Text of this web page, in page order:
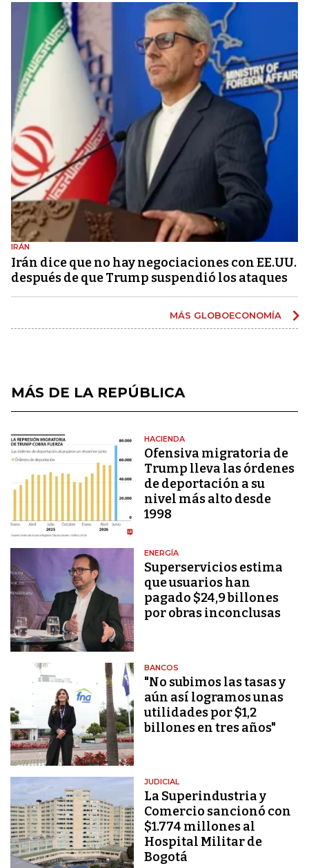
IRÁN
Irán dice que no hay negociaciones con EE.UU.
después de que Trump suspendió los ataques
MÁS GLOBOECONOMÍA
MÁS DE LA REPÚBLICA
HACIENDA
Ofensiva migratoria de
Trump lleva las órdenes
de deportación a su
nivel más alto desde
1998
ENERGÍA
Superservicios estima
que usuarios han
pagado $24,9 billones
por obras inconclusas
BANCOS
"No subimos las tasas y
aún así logramos unas
utilidades por $1,2
billones en tres años"
JUDICIAL
La Superindustria y
Comercio sancionó con
$1.774 millones al
Hospital Militar de
Bogotá